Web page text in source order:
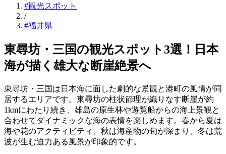
#観光スポット
/
#福井県
東尋坊・三国の観光スポット3選！日本
海が描く雄大な断崖絶景へ
東尋坊・三国は日本海に面した劇的な景観と港町の風情が同
居するエリアです。東尋坊の柱状節理が織りなす断崖が約
1kmにわたり続き、雄島の原生林や遊覧船からの海上景観と
合わせてダイナミックな海の表情を楽しめます。春から夏は
海や花のアクティビティ、秋は海産物の旬が深まり、冬は荒
波が生む迫力ある風景が印象的です。